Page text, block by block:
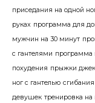
приседания на одной
руках программа для
мужчин на 30 минут
с гантелями программа
похудения прыжки
ног с гантелью
девушек тренировка